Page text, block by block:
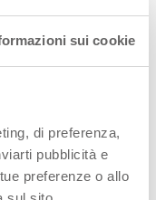
sui cookie
di preferenza,
pubblicità e
preferenze o allo
SILIKON
flexibel und